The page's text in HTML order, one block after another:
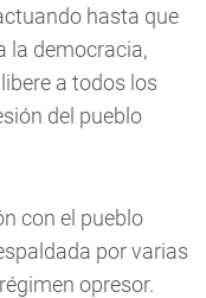
hasta que
la democracia,
a todos los
del pueblo
con el pueblo
por varias
opresor.